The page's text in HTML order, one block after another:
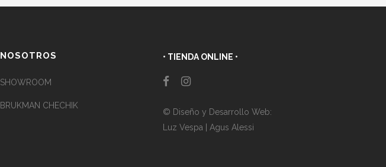
NOSOTROS
SHOWROOM
BRUKMAN CHECHIK
• TIENDA ONLINE •
© Diseño y Desarrollo Web:
Luz Vespa
Agus Alessi